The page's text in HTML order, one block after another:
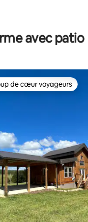
avec patio
la base de 176
de cœur voyageurs les
de cœur voyageurs